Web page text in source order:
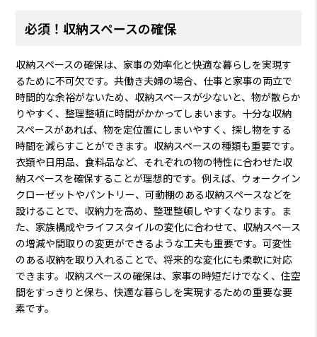
必須！収納スペースの確保
収納スペースの確保は、家事の効率化と快適な暮らしを実現す
るために不可欠です。共働き夫婦の場合、仕事と家事の両立で
時間的な余裕がないため、収納スペースが少ないと、物が散らか
りやすく、整理整頓に時間がかかってしまいます。十分な収納
スペースがあれば、物を定位置にしまいやすく、探し物をする
時間を減らすことができます。収納スペースの種類も重要です。
衣類や日用品、食料品など、それぞれの物の特性に合わせた収
納スペースを確保することが理想的です。例えば、ウォークイン
クローゼットやパントリー、可動棚のある収納スペースなどを
設けることで、収納力を高め、整理整頓しやすくなります。ま
た、家族構成やライフスタイルの変化に合わせて、収納スペース
の増減や間取りの変更ができるような工夫も重要です。可変性
のある収納を取り入れることで、将来的な変化にも柔軟に対応
できます。収納スペースの確保は、家事の時短だけでなく、住空
間をすっきりと保ち、快適な暮らしを実現するための重要な要
素です。